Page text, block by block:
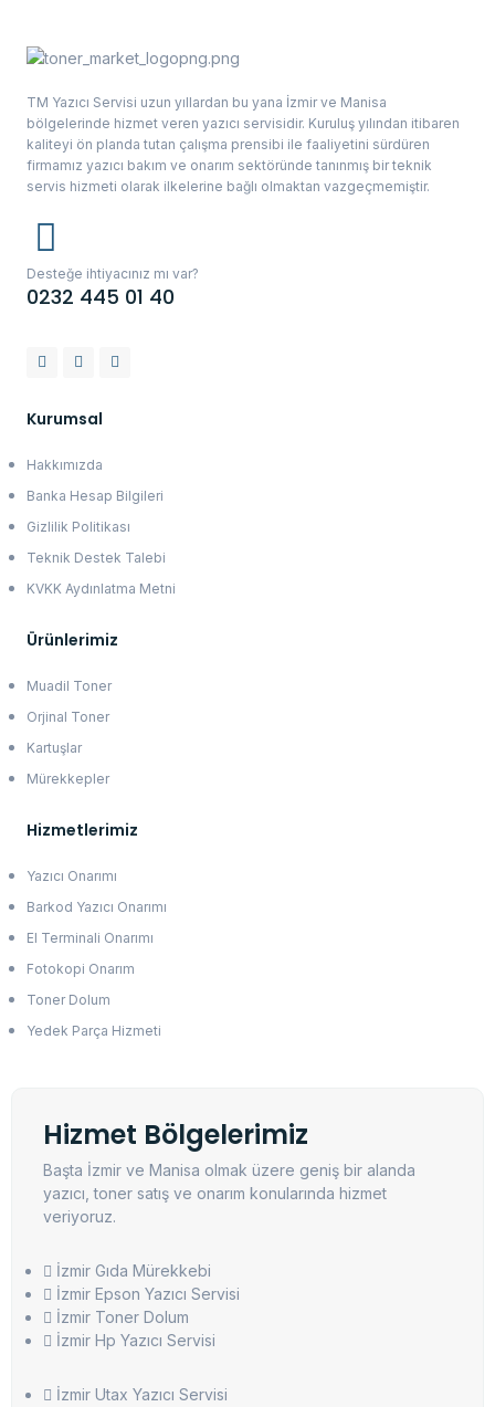
TM Yazıcı Servisi uzun yıllardan bu yana İzmir ve Manisa
bölgelerinde hizmet veren yazıcı servisidir. Kuruluş yılından itibaren
kaliteyi ön planda tutan çalışma prensibi ile faaliyetini sürdüren
firmamız yazıcı bakım ve onarım sektöründe tanınmış bir teknik
servis hizmeti olarak ilkelerine bağlı olmaktan vazgeçmemiştir.
Desteğe ihtiyacınız mı var?
0232 445 01 40
Kurumsal
Hakkımızda
Banka Hesap Bilgileri
Gizlilik Politikası
Teknik Destek Talebi
KVKK Aydınlatma Metni
Ürünlerimiz
Muadil Toner
Orjinal Toner
Kartuşlar
Mürekkepler
Hizmetlerimiz
Yazıcı Onarımı
Barkod Yazıcı Onarımı
El Terminali Onarımı
Fotokopi Onarım
Toner Dolum
Yedek Parça Hizmeti
Hizmet Bölgelerimiz
Başta İzmir ve Manisa olmak üzere geniş bir alanda
yazıcı, toner satış ve onarım konularında hizmet
veriyoruz.
İzmir Gıda Mürekkebi
İzmir Epson Yazıcı Servisi
İzmir Toner Dolum
İzmir Hp Yazıcı Servisi
İzmir Utax Yazıcı Servisi